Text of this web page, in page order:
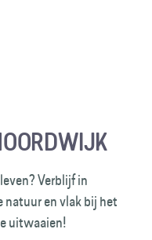
Verblijf in
natuur en vlak bij het
uitwaaien!